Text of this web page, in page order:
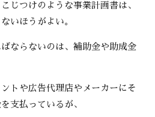
じつけのような事業計画書は、
いほうがよい。
ならないのは、補助金や助成金
トや広告代理店やメーカーにそ
支払っているが、